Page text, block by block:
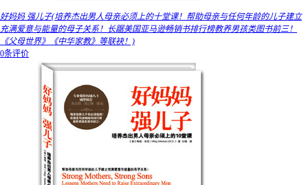
好妈妈 强儿子(培养杰出男人母亲必须上的十堂课！帮助母亲与任何年龄的儿子建立
充满爱意与能量的母子关系！长踞美国亚马逊畅销书排行榜教养男孩类图书前三！
《父母世界》《中华家教》等联袂！)
0条评价